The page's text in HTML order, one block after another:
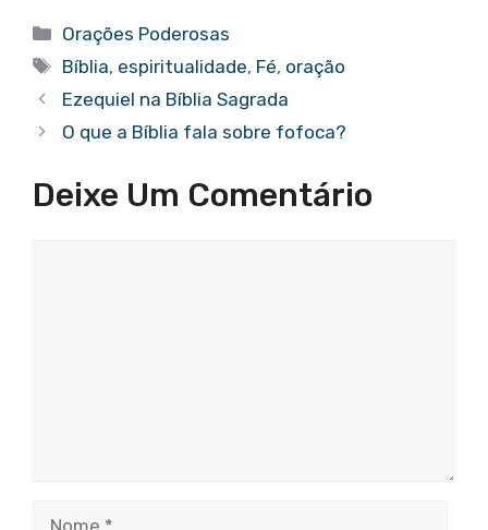
c
e
b
o
k
it
te
r
at
s
A
p
er
e
st
g
er
e
Categorias
Orações Poderosas
Tags
Bíblia, espiritualidade, Fé, oração
Ezequiel na Bíblia Sagrada
O que a Bíblia fala sobre fofoca?
Deixe Um Comentário